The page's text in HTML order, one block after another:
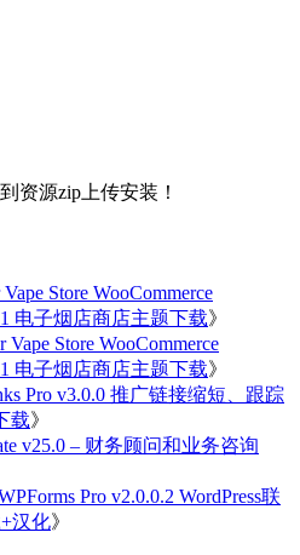
资源zip上传安装！
Vape Store WooCommerce
电子烟店商店主题下载》
Vape Store WooCommerce
电子烟店商店主题下载》
Pro v3.0.0 推广链接缩短、跟踪
载》
v25.0 – 财务顾问和业务咨询
Pro v2.0.0.2 WordPress联
汉化》